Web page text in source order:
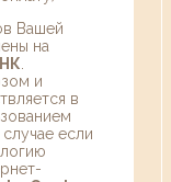
Вашей
на
.
и
в
если